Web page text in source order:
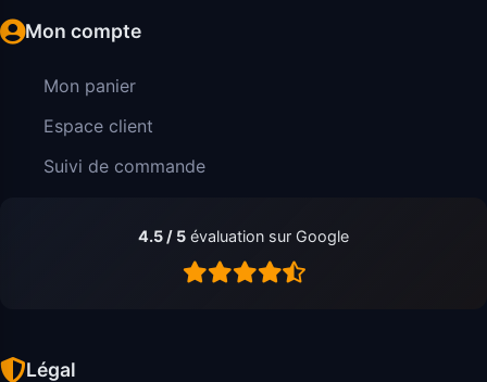
Mon compte
Mon panier
Espace client
Suivi de commande
4.5 / 5 évaluation sur Google
Légal